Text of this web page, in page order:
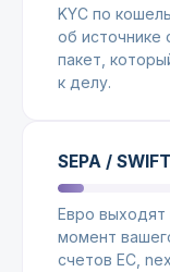
KYC по
об источнике
пакет,
к делу.
SEPA /
Евро выходят
момент
счетов ЕС,